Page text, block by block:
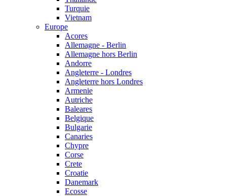
Turquie
Vietnam
Europe
Acores
Allemagne - Berlin
Allemagne hors Berlin
Andorre
Angleterre - Londres
Angleterre hors Londres
Armenie
Autriche
Baleares
Belgique
Bulgarie
Canaries
Chypre
Corse
Crete
Croatie
Danemark
Ecosse